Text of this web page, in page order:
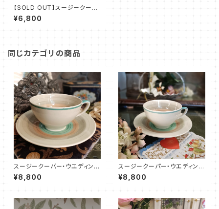
【SOLD OUT】スージークーパ
ー・ウエディングリング・C&S（S
CWR0038）
¥6,800
同じカテゴリの商品
スージークーパー・ウエディング
リング・C&S（SCWR0071）
¥8,800
スージークーパー・ウエディング
リング・C&S（SCWR0073）
¥8,800